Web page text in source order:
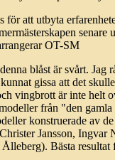
för att utbyta
senare
OT-SM
blåst är svårt.
gissa att det
vingbrott är inte helt
från "den
konstruerade av
Jansson,
Bästa